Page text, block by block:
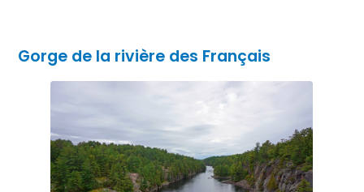
Gorge de la rivière des Français